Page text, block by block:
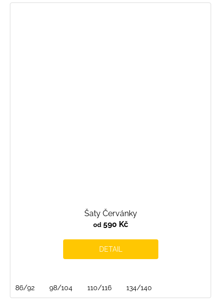
Šaty Červánky
od590 Kč
DETAIL
86/92 98/104 110/116 134/140